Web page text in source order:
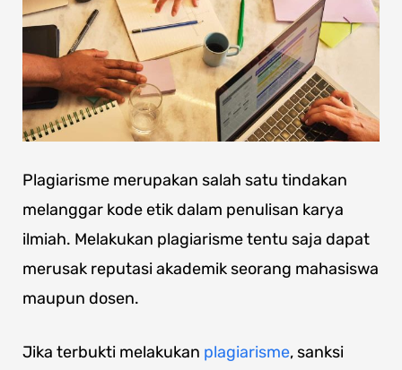
Plagiarisme merupakan salah satu tindakan
melanggar kode etik dalam penulisan karya
ilmiah. Melakukan plagiarisme tentu saja dapat
merusak reputasi akademik seorang mahasiswa
maupun dosen.
Jika terbukti melakukan plagiarisme, sanksi